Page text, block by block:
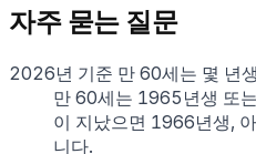
자주 묻는 질문
2026년 기준 만 60세는 몇 년
만 60세는 1965년생 또
이 지났으면 1966년생,
니다.